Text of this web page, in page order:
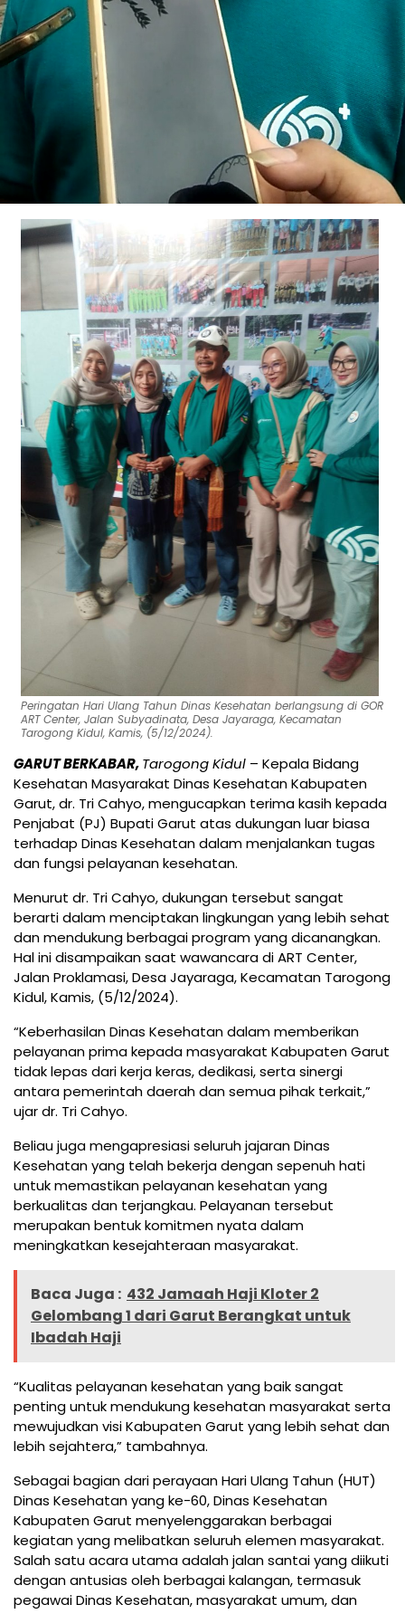
Peringatan Hari Ulang Tahun Dinas Kesehatan berlangsung di GOR
ART Center, Jalan Subyadinata, Desa Jayaraga, Kecamatan
Tarogong Kidul, Kamis, (5/12/2024).
GARUT BERKABAR,Tarogong Kidul – Kepala Bidang
Kesehatan Masyarakat Dinas Kesehatan Kabupaten
Garut, dr. Tri Cahyo, mengucapkan terima kasih kepada
Penjabat (PJ) Bupati Garut atas dukungan luar biasa
terhadap Dinas Kesehatan dalam menjalankan tugas
dan fungsi pelayanan kesehatan.
Menurut dr. Tri Cahyo, dukungan tersebut sangat
berarti dalam menciptakan lingkungan yang lebih sehat
dan mendukung berbagai program yang dicanangkan.
Hal ini disampaikan saat wawancara di ART Center,
Jalan Proklamasi, Desa Jayaraga, Kecamatan Tarogong
Kidul, Kamis, (5/12/2024).
“Keberhasilan Dinas Kesehatan dalam memberikan
pelayanan prima kepada masyarakat Kabupaten Garut
tidak lepas dari kerja keras, dedikasi, serta sinergi
antara pemerintah daerah dan semua pihak terkait,”
ujar dr. Tri Cahyo.
Beliau juga mengapresiasi seluruh jajaran Dinas
Kesehatan yang telah bekerja dengan sepenuh hati
untuk memastikan pelayanan kesehatan yang
berkualitas dan terjangkau. Pelayanan tersebut
merupakan bentuk komitmen nyata dalam
meningkatkan kesejahteraan masyarakat.
Baca Juga : 432 Jamaah Haji Kloter 2
Gelombang 1 dari Garut Berangkat untuk
Ibadah Haji
“Kualitas pelayanan kesehatan yang baik sangat
penting untuk mendukung kesehatan masyarakat serta
mewujudkan visi Kabupaten Garut yang lebih sehat dan
lebih sejahtera,” tambahnya.
Sebagai bagian dari perayaan Hari Ulang Tahun (HUT)
Dinas Kesehatan yang ke-60, Dinas Kesehatan
Kabupaten Garut menyelenggarakan berbagai
kegiatan yang melibatkan seluruh elemen masyarakat.
Salah satu acara utama adalah jalan santai yang diikuti
dengan antusias oleh berbagai kalangan, termasuk
pegawai Dinas Kesehatan, masyarakat umum, dan